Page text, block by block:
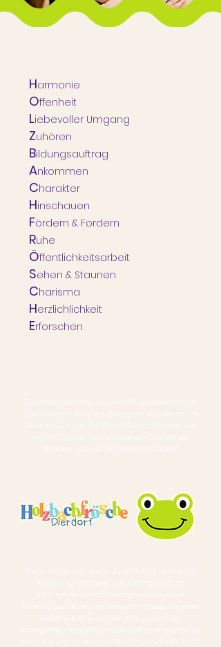
Harmonie
Offenheit
Liebevoller Umgang
Zuhören
Bildungsauftrag
Ankommen
Charakter
Hinschauen
Fördern & Fordern
Ruhe
Öffentlichkeitsarbeit
Sehen & Staunen
Charisma
Herzlichlichkeit
Erforschen